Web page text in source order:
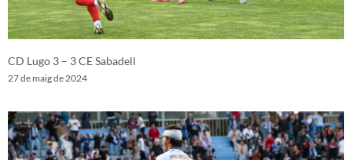
CD Lugo 3 – 3 CE Sabadell
27 de maig de 2024